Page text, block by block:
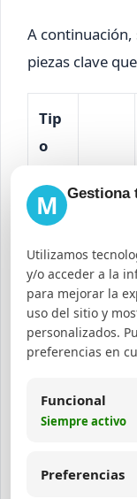
A
piezas clave
Tip
o
con
ten
ido
tivo
Guí
a
alla
da
Educ
ar a
la
enci
M Gestiona
Utilizamos
y/o acceder a la
para mejorar la
uso del sitio y
personalizados.
preferencias en
Funcional
Siempre activo
Preferencias